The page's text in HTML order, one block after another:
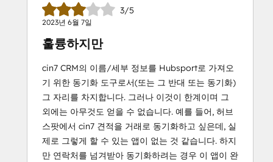
3/5
2023년 6월 7일
훌륭하지만
cin7 CRM의 이름/세부 정보를 Hubsport로 가져오
기 위한 동기화 도구로서(또는 그 반대 또는 동기화)
그 자리를 차지합니다. 그러나 이것이 한계이며 그
외에는 아무것도 얻을 수 없습니다. 예를 들어, 허브
스팟에서 cin7 견적을 거래로 동기화하고 싶은데, 실
제로 그렇게 할 수 있는 앱이 없는 것 같습니다. 하지
만 연락처를 넘겨받아 동기화하려는 경우 이 앱이 완